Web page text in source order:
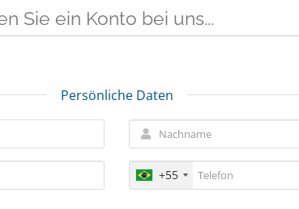
Sie ein Konto bei uns...
Persönliche Daten
+55